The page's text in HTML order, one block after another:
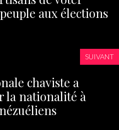
aux élections
SUIVANT
chaviste a
la nationalité à